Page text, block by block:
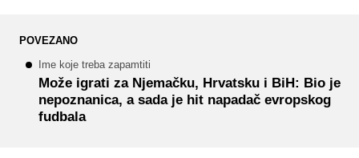
POVEZANO
Ime koje treba zapamtiti
Može igrati za Njemačku, Hrvatsku i BiH: Bio je
nepoznanica, a sada je hit napadač evropskog
fudbala